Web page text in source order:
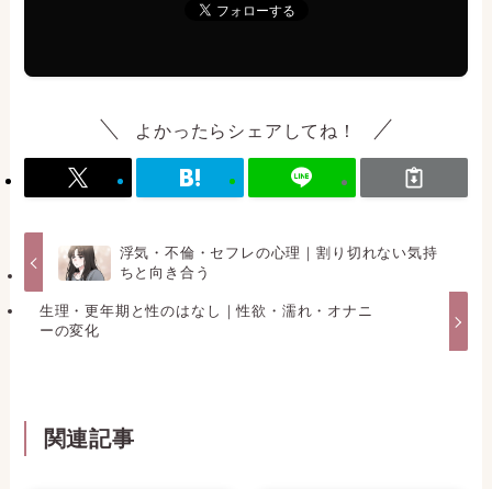
よかったらシェアしてね！
浮気・不倫・セフレの心理｜割り切れない気持
ちと向き合う
生理・更年期と性のはなし｜性欲・濡れ・オナニ
ーの変化
関連記事